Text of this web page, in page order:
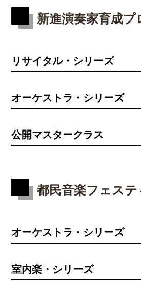
新進演奏家育成プ
リサイタル・シリーズ
オーケストラ・シリーズ
公開マスタークラス
都民音楽フェス
オーケストラ・シリーズ
室内楽・シリーズ